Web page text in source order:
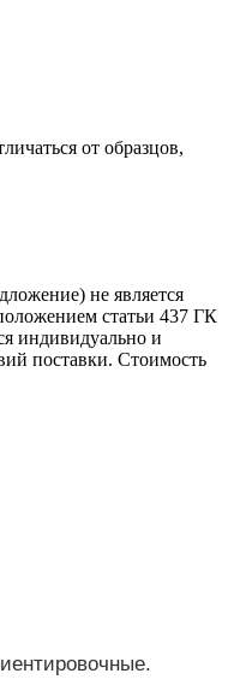
от образцов,
не является
статьи 437 ГК
и
поставки. Стоимость